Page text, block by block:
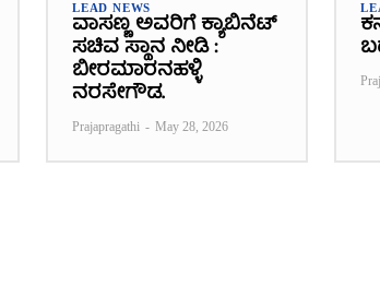
LEAD NEWS
ವಾಸಣ್ಣ ಅವರಿಗೆ ಕ್ಯಾಬಿನೆಟ್
ಸಚಿವ ಸ್ಥಾನ ನೀಡಿ :
ಬೀರಮಾರನಹಳ್ಳಿ
ನರಸೇಗೌಡ.
Prajapragathi - May 28, 2026